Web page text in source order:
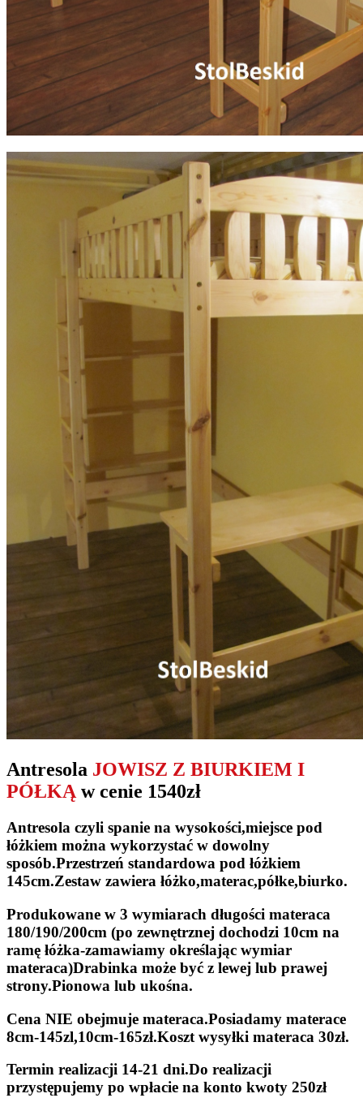
Antresola JOWISZ Z BIURKIEM I
PÓŁKĄw cenie 1540zł
Antresola czyli spanie na wysokości,miejsce pod
łóżkiem można wykorzystać w dowolny
sposób.Przestrzeń standardowa pod łóżkiem
145cm.Zestaw zawiera łóżko,materac,półke,biurko.
Produkowane w 3 wymiarach długości materaca
180/190/200cm (po zewnętrznej dochodzi 10cm na
ramę łóżka-zamawiamy określając wymiar
materaca)Drabinka może być z lewej lub prawej
strony.Pionowa lub ukośna.
Cena NIE obejmuje materaca.Posiadamy materace
8cm-145zl,10cm-165zł.Koszt wysyłki materaca 30zł.
Termin realizacji 14-21 dni.Do realizacji
przystępujemy po wpłacie na konto kwoty 250zł